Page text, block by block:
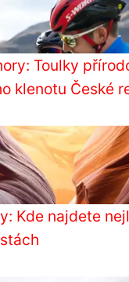
Toulky
klenotu České
Kde najdete